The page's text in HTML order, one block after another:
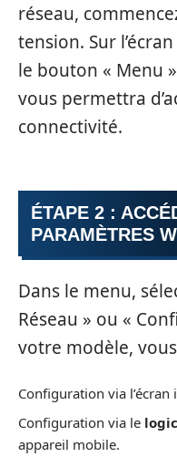
réseau,
tension. Sur
le bouton « Menu
vous permettra
connectivité.
ÉTAPE 2 :
PARAMÈTRES
Dans le menu,
Réseau » ou «
votre modèle,
Configuration via
Configuration via le
appareil mobile.